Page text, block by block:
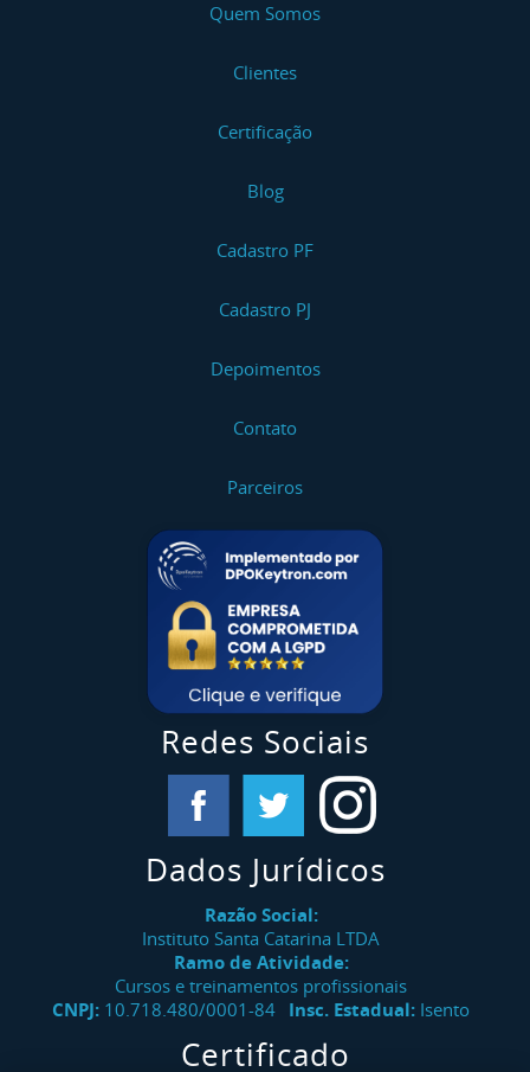
Quem Somos
Clientes
Certificação
Blog
Cadastro PF
Cadastro PJ
Depoimentos
Contato
Parceiros
Redes Sociais
Dados Jurídicos
Razão Social:
Instituto Santa Catarina LTDA
Ramo de Atividade:
Cursos e treinamentos profissionais
CNPJ: 10.718.480/0001-84 Insc. Estadual: Isento
Certificado